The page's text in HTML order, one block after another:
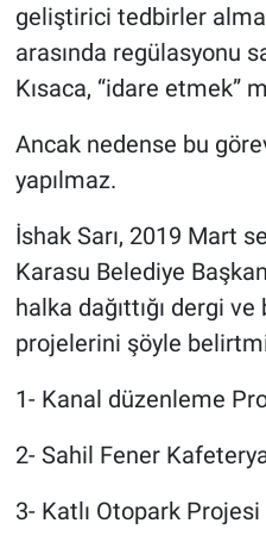
geliştirici tedbirler
arasında regülasyonu
Kısaca, “idare etmek”
Ancak nedense bu
yapılmaz.
İshak Sarı, 2019 Mart
Karasu Belediye
halka dağıttığı dergi
projelerini şöyle
1- Kanal düzenleme
2- Sahil Fener
3- Katlı Otopark Projesi